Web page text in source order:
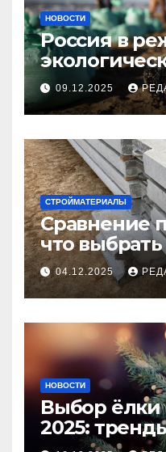
НОВОСТИ
Россия в
09.12.2025
СТРОЙМАТЕРИАЛЫ
Сравнение
что
покрытия
04.12.2025
НОВОСТИ
Выбор ёлки
2025: